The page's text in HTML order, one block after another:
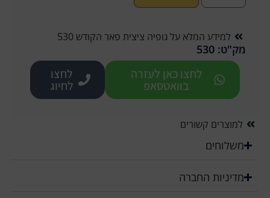
למידע המלא על גופיה ציצית פאר הקודש 530
מק"ט: 530
לחצו כאן לעזרה
בוואטסאפ
לחצו
לחיוג
למוצרים קשורים
משלוחים
מדיניות החברה